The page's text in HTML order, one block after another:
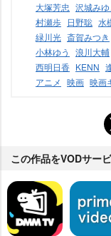
大塚芳忠 沢城みゆ
村瀬歩 日野聡 水
緑川光 斎賀みつき
小林ゆう
浪川大輔
西明日香 KENN
アニメ 映画 映画
この作品をVODサー